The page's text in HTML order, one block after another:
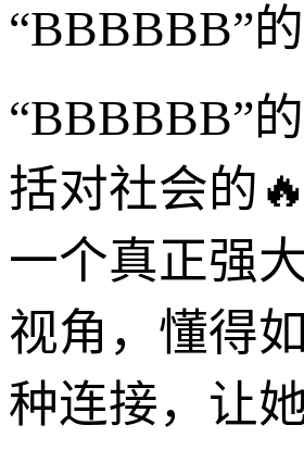
“BBBBBB”
“BBBBBB”
括对社会的
一个真正强
视角，懂得
种连接，让